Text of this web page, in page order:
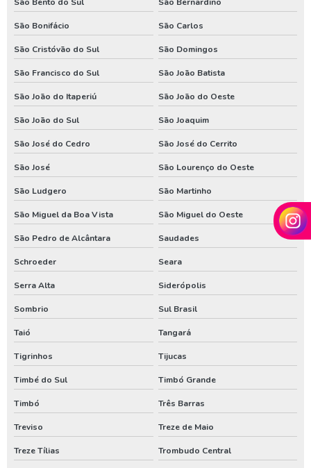
Manutenção de bomba submersa no paraná
Perfurador de poço em santa catarina
Perfurador de poço no parana
Perfurador de poço no rio grande do sul
Perfuração de poço em santa catarina
Perfuração de poço no parana
Valor de poço artesiano em santa catarina
Valor de poço artesiano no parana
Venda de poço artesiano em santa catarina
Venda de poço artesiano no parana
São Bonifácio São Carlos
São Cristóvão do Sul São Domingos
São Francisco do Sul São João Batista
São João do Itaperiú São João do Oeste
São João do Sul São Joaquim
São José do Cedro São José do Cerrito
São José São Lourenço do Oeste
São Ludgero São Martinho
São Miguel da Boa Vista São Miguel do Oeste
São Pedro de Alcântara Saudades
Schroeder Seara
Serra Alta Siderópolis
Sombrio Sul Brasil
Taió Tangará
Tigrinhos Tijucas
Timbé do Sul Timbó Grande
Timbó Três Barras
Treviso Treze de Maio
Treze Tílias Trombudo Central